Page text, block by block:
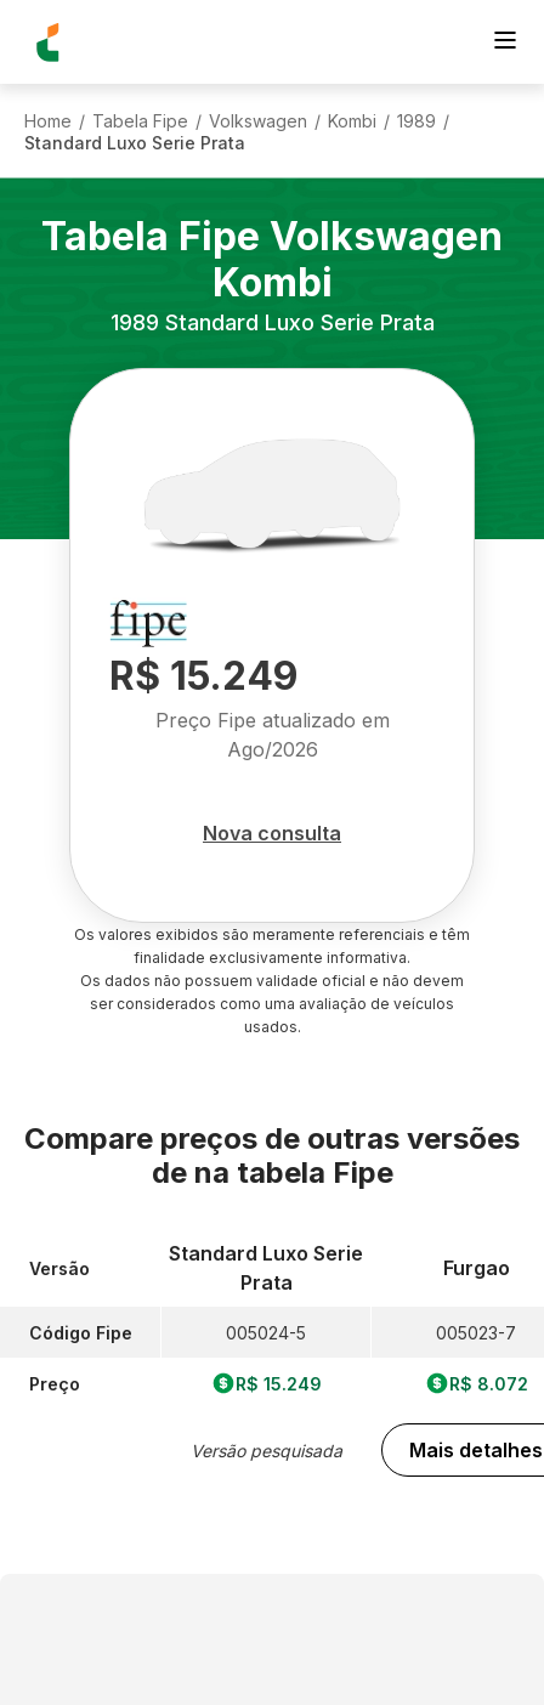
Home / Tabela Fipe / Volkswagen / Kombi / 1989 /
Standard Luxo Serie Prata
Tabela Fipe Volkswagen
Kombi
1989 Standard Luxo Serie Prata
R$ 15.249
Preço Fipe atualizado em
Ago/2026
Nova consulta
Os valores exibidos são meramente referenciais e têm
finalidade exclusivamente informativa.
Os dados não possuem validade oficial e não devem
ser considerados como uma avaliação de veículos
usados.
Compare preços de outras versões
de na tabela Fipe
Versão
Código Fipe
Preço
Standard Luxo Serie
Prata
005024-5
R$ 15.249
Versão pesquisada
Furgao
005023-7
R$ 8.072
Mais detalhes